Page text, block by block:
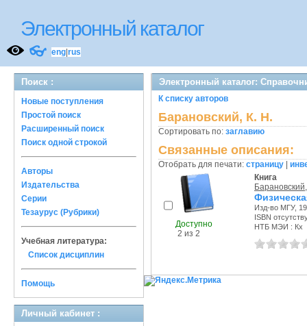
Электронный каталог
👓 eng rus
Поиск :
Новые поступления
Простой поиск
Расширенный поиск
Поиск одной строкой
Авторы
Издательства
Серии
Тезаурус (Рубрики)
Учебная литература:
Список дисциплин
Помощь
Личный кабинет :
Электронный каталог:
К списку авторов
Барановский, К. Н.
Сортировать по: заглавию
Связанные описания:
Отобрать для печати: страницу
Доступно
2 из 2
Книга
Изд-во МГУ,
ISBN
НТБ МЭИ : Кх